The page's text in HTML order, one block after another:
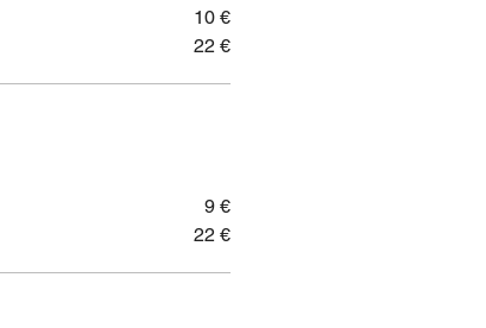
10 €
22 €
9 €
22 €